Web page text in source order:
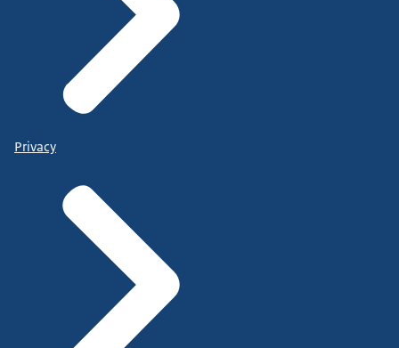
Privacy